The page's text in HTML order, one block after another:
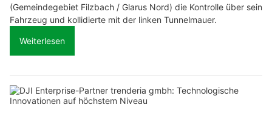
(Gemeindegebiet Filzbach / Glarus Nord) die Kontrolle über sein
Fahrzeug und kollidierte mit der linken Tunnelmauer.
Weiterlesen